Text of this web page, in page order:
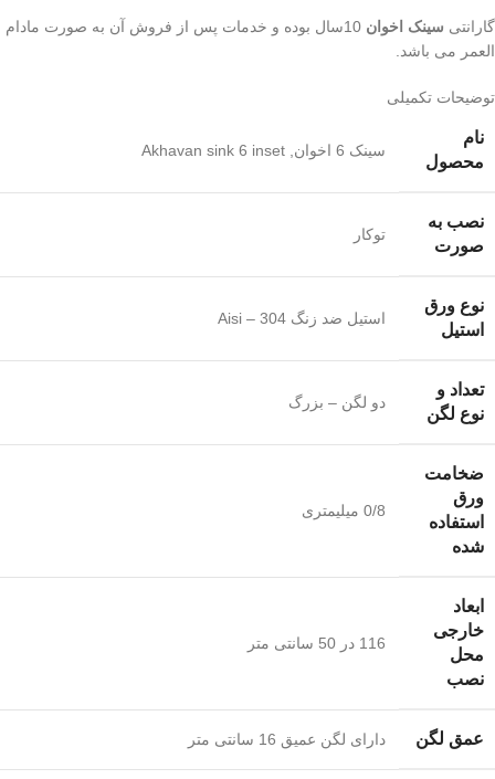
گارانتی سینک اخوان
10سال بوده و خدمات پس از فروش آن به صورت مادام
العمر می باشد.
توضیحات تکمیلی
نام
محصول
سينک 6 اخوان Akhavan sink 6 inset
نصب به
صورت
توکار
نوع ورق
استیل
استیل ضد زنگ Aisi – 304
تعداد و
نوع لگن
دو لگن – بزرگ
ضخامت
ورق
استفاده
شده
0/8 میلیمتری
ابعاد
خارجی
محل
نصب
116 در 50 سانتی متر
عمق لگن دارای لگن عمیق 16 سانتی متر